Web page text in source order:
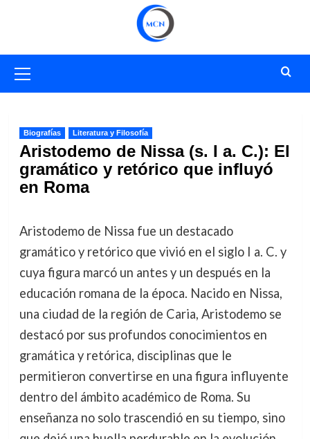
primario
Biografías Literatura y Filosofía
Aristodemo de Nissa (s. I a. C.): El
gramático y retórico que influyó
en Roma
Aristodemo de Nissa fue un destacado
gramático y retórico que vivió en el siglo I a. C. y
cuya figura marcó un antes y un después en la
educación romana de la época. Nacido en Nissa,
una ciudad de la región de Caria, Aristodemo se
destacó por sus profundos conocimientos en
gramática y retórica, disciplinas que le
permitieron convertirse en una figura influyente
dentro del ámbito académico de Roma. Su
enseñanza no solo trascendió en su tiempo, sino